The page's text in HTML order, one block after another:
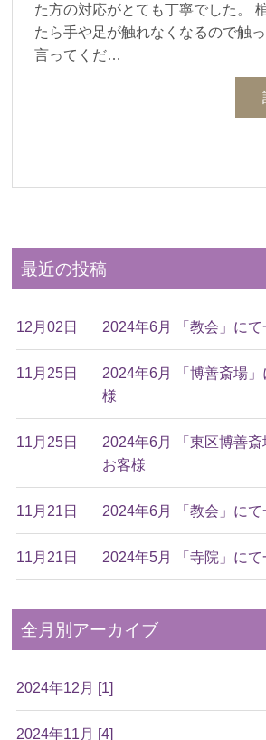
た方の対応がとても丁寧でした。
たら手や足が触れなくなるので触
言ってくだ…
最近の投稿
12月02日 2024年6月 「教会」に
11月25日
2024年6月 「博善斎場
様
11月25日
2024年6月 「東区博善
お客様
11月21日 2024年6月 「教会」に
11月21日 2024年5月 「寺院」に
全月別アーカイブ
2024年12月 [1]
2024年11月 [4]